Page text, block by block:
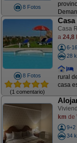
8 Fotos
8 Fotos
(1 comentario)
Casa
Casa
a 24,8
6-
28
rural
casa
km de
9+2
34